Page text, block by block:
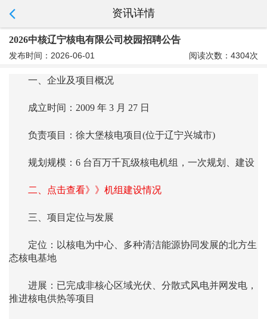
资讯详情
2026中核辽宁核电有限公司校园招聘公告
发布时间：2026-06-01 阅读次数：4304次
一、企业及项目概况
成立时间：2009 年 3 月 27 日
负责项目：徐大堡核电项目(位于辽宁兴城市)
规划规模：6 台百万千瓦级核电机组，一次规划、建设
二、点击查看》》机组建设情况
三、项目定位与发展
定位：以核电为中心、多种清洁能源协同发展的北方生
态核电基地
进展：已完成非核心区域光伏、分散式风电并网发电，
推进核电供热等项目